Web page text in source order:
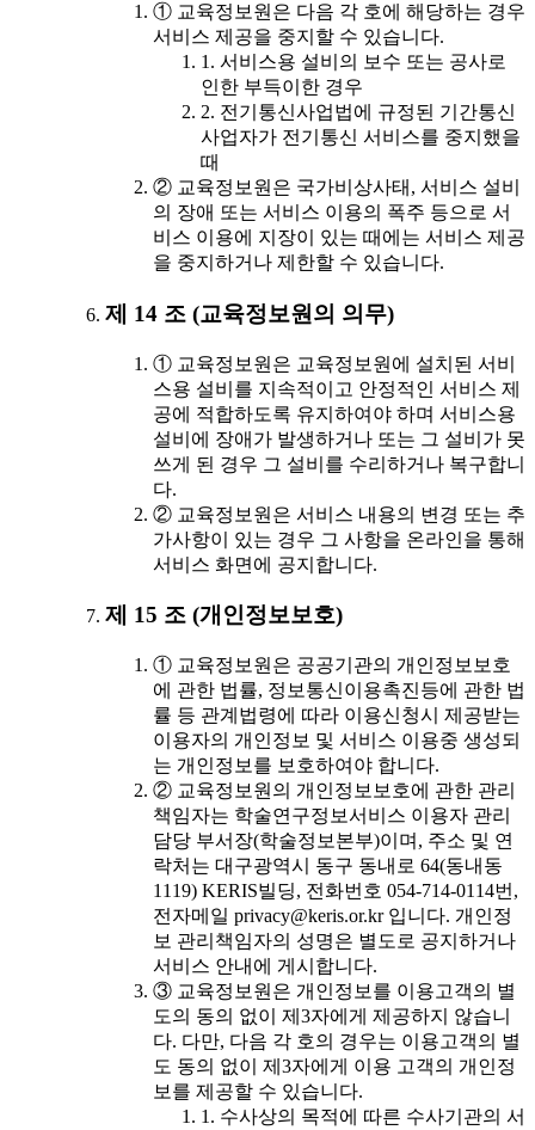
① 교육정보원은 다음 각 호에 해당하는 경우
서비스 제공을 중지할 수 있습니다.
1. 서비스용 설비의 보수 또는 공사로
인한 부득이한 경우
2. 전기통신사업법에 규정된 기간통신
사업자가 전기통신 서비스를 중지했을
때
② 교육정보원은 국가비상사태, 서비스 설비
의 장애 또는 서비스 이용의 폭주 등으로 서
비스 이용에 지장이 있는 때에는 서비스 제공
을 중지하거나 제한할 수 있습니다.
제 14 조 (교육정보원의 의무)
① 교육정보원은 교육정보원에 설치된 서비
스용 설비를 지속적이고 안정적인 서비스 제
공에 적합하도록 유지하여야 하며 서비스용
설비에 장애가 발생하거나 또는 그 설비가 못
쓰게 된 경우 그 설비를 수리하거나 복구합니
다.
② 교육정보원은 서비스 내용의 변경 또는 추
가사항이 있는 경우 그 사항을 온라인을 통해
서비스 화면에 공지합니다.
제 15 조 (개인정보보호)
① 교육정보원은 공공기관의 개인정보보호
에 관한 법률, 정보통신이용촉진등에 관한 법
률 등 관계법령에 따라 이용신청시 제공받는
이용자의 개인정보 및 서비스 이용중 생성되
는 개인정보를 보호하여야 합니다.
② 교육정보원의 개인정보보호에 관한 관리
책임자는 학술연구정보서비스 이용자 관리
담당 부서장(학술정보본부)이며, 주소 및 연
락처는 대구광역시 동구 동내로 64(동내동
1119) KERIS빌딩, 전화번호 054-714-0114번,
전자메일 privacy@keris.or.kr 입니다. 개인정
보 관리책임자의 성명은 별도로 공지하거나
서비스 안내에 게시합니다.
③ 교육정보원은 개인정보를 이용고객의 별
도의 동의 없이 제3자에게 제공하지 않습니
다. 다만, 다음 각 호의 경우는 이용고객의 별
도 동의 없이 제3자에게 이용 고객의 개인정
보를 제공할 수 있습니다.
1. 수사상의 목적에 따른 수사기관의 서